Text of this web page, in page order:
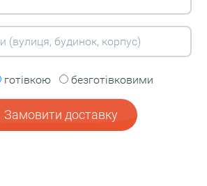
готівкою безготівковими
Замовити доставку